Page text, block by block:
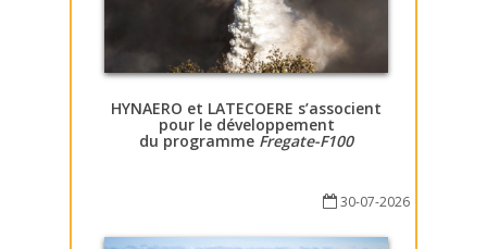
HYNAERO et LATECOERE s’associent
pour le développement
du programme Fregate-F100
30-07-2026